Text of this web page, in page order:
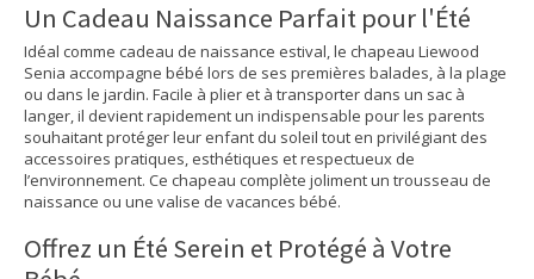
Un Cadeau Naissance Parfait pour l'Été
Idéal comme cadeau de naissance estival, le chapeau Liewood
Senia accompagne bébé lors de ses premières balades, à la plage
ou dans le jardin. Facile à plier et à transporter dans un sac à
langer, il devient rapidement un indispensable pour les parents
souhaitant protéger leur enfant du soleil tout en privilégiant des
accessoires pratiques, esthétiques et respectueux de
l’environnement. Ce chapeau complète joliment un trousseau de
naissance ou une valise de vacances bébé.
Offrez un Été Serein et Protégé à Votre